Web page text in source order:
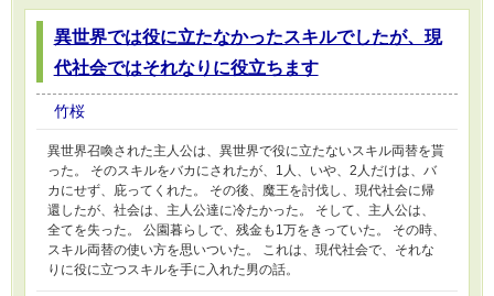
異世界では役に立たなかったスキルでしたが、現
代社会ではそれなりに役立ちます
竹桜
異世界召喚された主人公は、異世界で役に立たないスキル両替を貰
った。 そのスキルをバカにされたが、1人、いや、2人だけは、バ
カにせず、庇ってくれた。 その後、魔王を討伐し、現代社会に帰
還したが、社会は、主人公達に冷たかった。 そして、主人公は、
全てを失った。 公園暮らしで、残金も1万をきっていた。 その時、
スキル両替の使い方を思いついた。 これは、現代社会で、それな
りに役に立つスキルを手に入れた男の話。